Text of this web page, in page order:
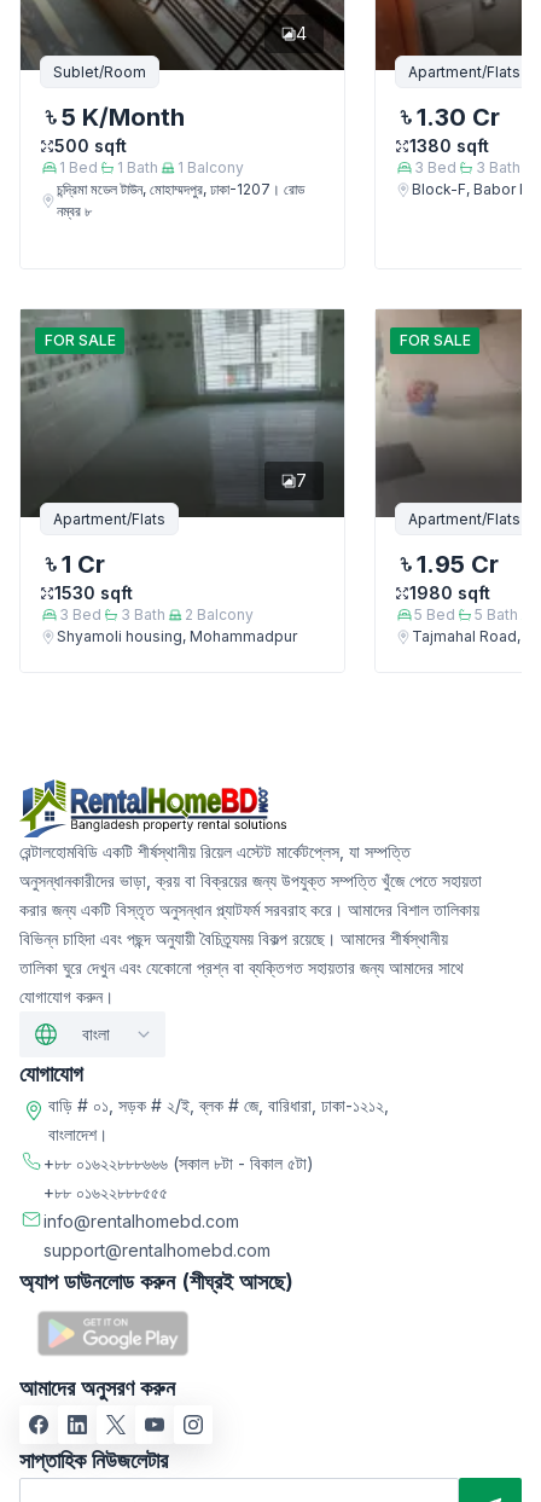
4
Sublet/Room
5 K/Month
500 sqft
1 Bed 1 Bath 1 Balcony
চন্দ্রিমা মডেল টাউন, মোহাম্মদপুর, ঢাকা-1207। রোড
নম্বর ৮
Apartment/Flats
1.30 Cr
1380 sqft
3 Bed 3 Bath
Block-F, Babor
FOR SALE
7
Apartment/Flats
1 Cr
1530 sqft
3 Bed 3 Bath 2 Balcony
Shyamoli housing, Mohammadpur
FOR SALE
Apartment/Flats
1.95 Cr
1980 sqft
5 Bed 5 Bath
Tajmahal Road,
রেন্টালহোমবিডি একটি শীর্ষস্থানীয় রিয়েল এস্টেট মার্কেটপ্লেস, যা সম্পত্তি
অনুসন্ধানকারীদের ভাড়া, ক্রয় বা বিক্রয়ের জন্য উপযুক্ত সম্পত্তি খুঁজে পেতে সহায়তা
করার জন্য একটি বিস্তৃত অনুসন্ধান প্ল্যাটফর্ম সরবরাহ করে। আমাদের বিশাল তালিকায়
বিভিন্ন চাহিদা এবং পছন্দ অনুযায়ী বৈচিত্র্যময় বিকল্প রয়েছে। আমাদের শীর্ষস্থানীয়
তালিকা ঘুরে দেখুন এবং যেকোনো প্রশ্ন বা ব্যক্তিগত সহায়তার জন্য আমাদের সাথে
যোগাযোগ করুন।
বাংলা
যোগাযোগ
বাড়ি # ০১, সড়ক # ২/ই, ব্লক # জে, বারিধারা, ঢাকা-১২১২,
বাংলাদেশ।
+৮৮ ০১৬২২৮৮৮৬৬৬ (সকাল ৮টা - বিকাল ৫টা)
+৮৮ ০১৬২২৮৮৮৫৫৫
info@rentalhomebd.com
support@rentalhomebd.com
অ্যাপ ডাউনলোড করুন (শীঘ্রই আসছে)
আমাদের অনুসরণ করুন
সাপ্তাহিক নিউজলেটার